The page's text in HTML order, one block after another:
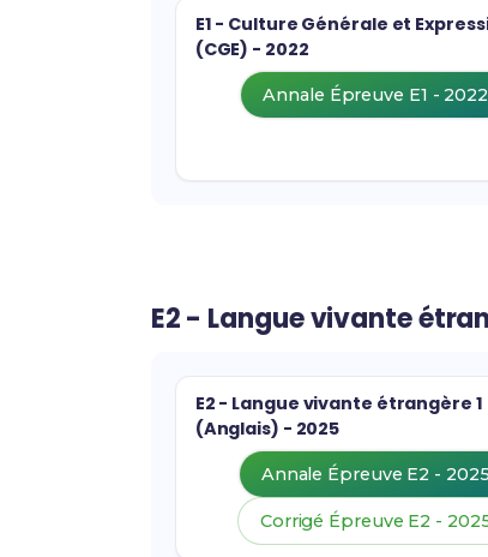
E1 - Culture Générale et
(CGE) - 2022
Annale Épreuve E1 - 2022
E2 - Langue vivante
E2 - Langue vivante étrangère 1
(Anglais) - 2025
Annale Épreuve E2 - 2025
Corrigé Épreuve E2 -